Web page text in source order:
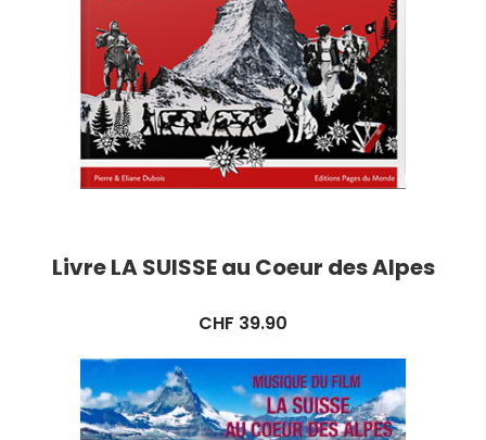
Livre LA SUISSE au Coeur des Alpes
CHF 39.90